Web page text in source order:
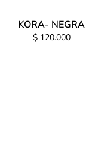
KORA- NEGRA
$ 120.000